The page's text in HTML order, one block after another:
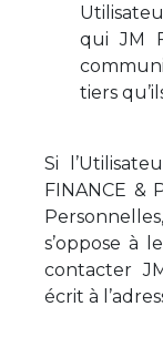
qui JM
tiers
Si
FINANCE &
s’oppose à
contacter
écrit à